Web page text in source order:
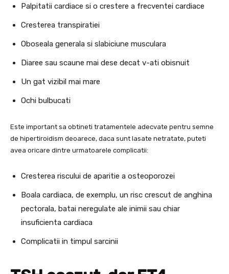
Palpitatii cardiace si o crestere a frecventei cardiace
Cresterea transpiratiei
Oboseala generala si slabiciune musculara
Diaree sau scaune mai dese decat v-ati obisnuit
Un gat vizibil mai mare
Ochi bulbucati
Este important sa obtineti tratamentele adecvate pentru semne
de hipertiroidism deoarece, daca sunt lasate netratate, puteti
avea oricare dintre urmatoarele complicatii:
Cresterea riscului de aparitie a osteoporozei
Boala cardiaca, de exemplu, un risc crescut de anghina
pectorala, batai neregulate ale inimii sau chiar
insuficienta cardiaca
Complicatii in timpul sarcinii